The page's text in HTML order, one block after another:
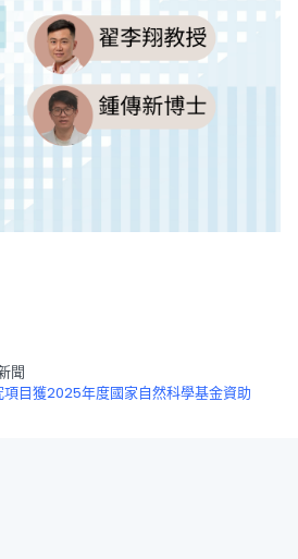
聞
目獲2025年度國家自然科學基金資助